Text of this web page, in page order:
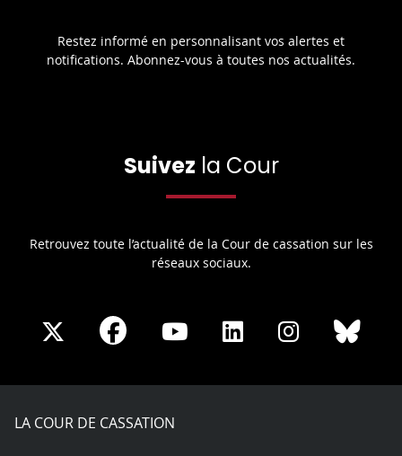
Restez informé en personnalisant vos alertes et
notifications. Abonnez-vous à toutes nos actualités.
Suivez la Cour
Retrouvez toute l’actualité de la Cour de cassation sur les
réseaux sociaux.
Share
X
Share
Facebook
Share
Youtube
Share
LinkedIn
Share
Instagram
LA COUR DE CASSATION